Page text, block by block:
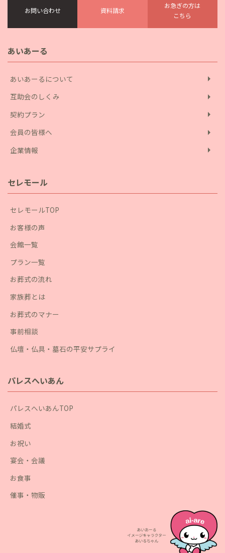
お問い合わせ 資料請求
お急ぎの方は
こちら
あいあーる
あいあーるについて arrow_right
互助会のしくみ arrow_right
契約プラン arrow_right
会員の皆様へ arrow_right
企業情報 arrow_right
セレモール
セレモールTOP
お客様の声
会館一覧
プラン一覧
お葬式の流れ
家族葬とは
お葬式のマナー
事前相談
仏壇・仏具・墓石の平安サプライ
パレスへいあん
パレスへいあんTOP
結婚式
お祝い
宴会・会議
お食事
催事・物販